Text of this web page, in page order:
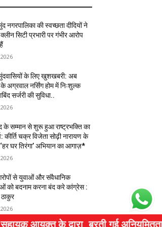
नगरपालिका की स्वच्छता दीदियों ने
सिटी प्रभारी पर गंभीर आरोप
के लिए खुशखबरी: अब
अग्रवाल नर्सिंग होम में निःशुल्क
सर्जरी की सुविधा..
के सम्मान से शुरू हुआ राष्ट्रभक्ति का
कीर्ति चक्र विजेता सोढ़ी नारायण के
घर तिरंगा’ अभियान का आगाज़*
से युवाओं और संवैधानिक
को बदनाम करना बंद करे कांग्रेस :
WhatsApp Share
आयुक्त के द्वारा, बरती गई